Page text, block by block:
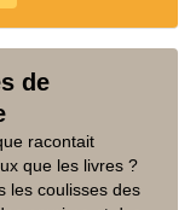
de
racontait
que les livres ?
les coulisses des